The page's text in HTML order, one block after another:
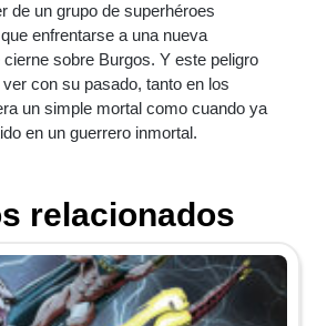
de un grupo de superhéroes
enfrentarse a una nueva
sobre Burgos. Y este peligro
con su pasado, tanto en los
un simple mortal como cuando ya
en un guerrero inmortal.
relacionados